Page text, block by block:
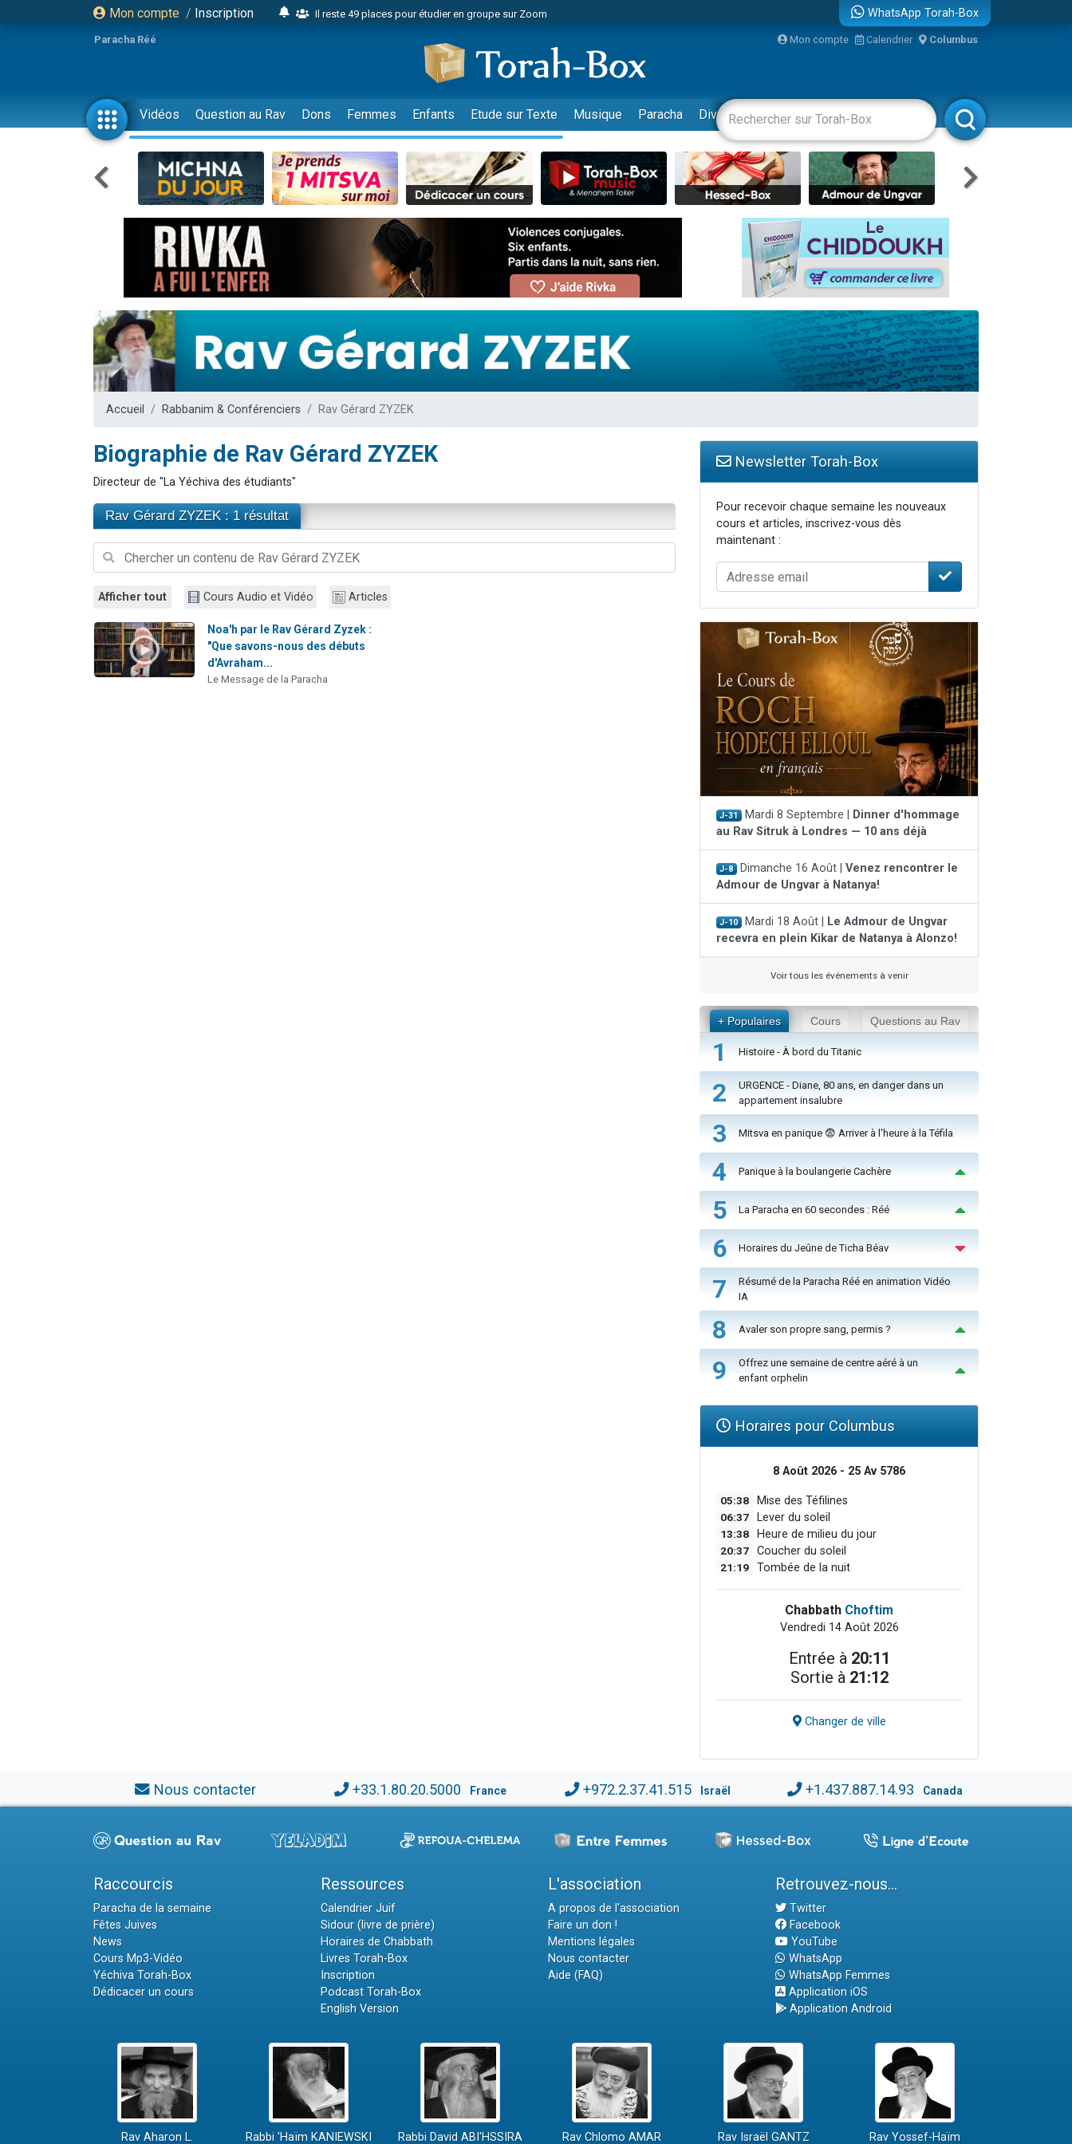
Mon compte / Inscription
Il reste 49 places pour étudier en groupe sur Zoom
2 personnes viennent de nous rejoindre sur WhatsApp
6 personnes viennent de nous rejoindre sur WhatsApp
4 personnes viennent de faire un don pour Reloger Rivka, 6 enfants, victime de violences...
2 personnes viennent de faire un don pour 1 Journée de Vacances Pour les Enfants
17 personnes viennent de demander une bénédiction
4 personnes viennent de nous rejoindre sur WhatsApp
Il reste 49 places pour étudier en groupe sur Zoom
Eva vient de donner son Maasser
4 personnes viennent de nous rejoindre sur WhatsApp
3 personnes viennent de nous rejoindre sur WhatsApp
Odaya vient de donner son Maasser
2 personnes viennent de nous rejoindre sur WhatsApp
13 personnes viennent de demander une bénédiction
30 personnes viennent de faire un don pour Sauvez la jambe de Yohan
12 nouvelles musiques dans Torah-Box Music
WhatsApp Torah-Box
Paracha Réé Mon compte Calendrier Columbus
Vidéos Question au Rav Dons Femmes Enfants Etude sur Texte Musique Paracha Divertissements Livres Rabbanim
Accueil Rabbanim & Conférenciers Rav Gérard ZYZEK
Biographie de Rav Gérard ZYZEK
Directeur de "La Yéchiva des étudiants"
Rav Gérard ZYZEK : 1 résultat
Afficher tout Cours Audio et Vidéo Articles
Noa'h par le Rav Gérard Zyzek :
"Que savons-nous des débuts
d'Avraham...
Le Message de la Paracha
Newsletter Torah-Box
Pour recevoir chaque semaine les nouveaux
cours et articles, inscrivez-vous dès
maintenant :
J-31 Mardi 8 Septembre |
Dinner d'hommage
au Rav Sitruk à Londres — 10 ans déjà
J-8 Dimanche 16 Août | Venez rencontrer le
Admour de Ungvar à Natanya!
J-10 Mardi 18 Août |
Le Admour de Ungvar
recevra en plein Kikar de Natanya à Alonzo!
Voir tous les événements à venir
+ Populaires Cours Questions au Rav
1 Histoire - À bord du Titanic
2
URGENCE - Diane, 80 ans, en danger dans un
appartement insalubre
3 Mitsva en panique 😨 Arriver à l'heure à la Téfila
4 Panique à la boulangerie Cachère
5 La Paracha en 60 secondes : Réé
6 Horaires du Jeûne de Ticha Béav
7
Résumé de la Paracha Réé en animation Vidéo
IA
8 Avaler son propre sang, permis ?
9
Offrez une semaine de centre aéré à un
enfant orphelin
Horaires pour Columbus
8 Août 2026 - 25 Av 5786
05:38 Mise des Téfilines
06:37 Lever du soleil
13:38 Heure de milieu du jour
20:37 Coucher du soleil
21:19 Tombée de la nuit
Chabbath Choftim
Vendredi 14 Août 2026
Entrée à 20:11
Sortie à 21:12
Changer de ville
Nous contacter +33.1.80.20.5000 France +972.2.37.41.515 Israël +1.437.887.14.93 Canada
Raccourcis
Paracha de la semaine
Fêtes Juives
News
Cours Mp3-Vidéo
Yéchiva Torah-Box
Dédicacer un cours
Ressources
Calendrier Juif
Sidour (livre de prière)
Horaires de Chabbath
Livres Torah-Box
Inscription
Podcast Torah-Box
English Version
L'association
A propos de l'association
Faire un don !
Mentions légales
Nous contacter
Aide (FAQ)
Retrouvez-nous...
Twitter
Facebook
YouTube
WhatsApp
WhatsApp Femmes
Application iOS
Application Android
Rav Aharon L. Rabbi 'Haïm KANIEWSKI Rabbi David ABI'HSSIRA Rav Chlomo AMAR Rav Israël GANTZ Rav Yossef-Haïm